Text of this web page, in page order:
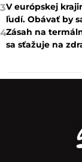
3V európskej
ľudí. Obávať by
4Zásah na
sa sťažuje na